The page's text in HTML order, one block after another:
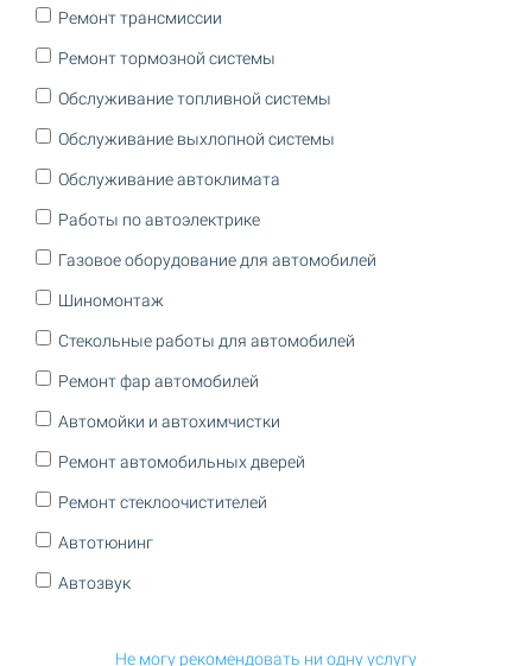
Ремонт трансмиссии
Ремонт тормозной системы
Обслуживание топливной системы
Обслуживание выхлопной системы
Обслуживание автоклимата
Работы по автоэлектрике
Газовое оборудование для автомобилей
Шиномонтаж
Стекольные работы для автомобилей
Ремонт фар автомобилей
Автомойки и автохимчистки
Ремонт автомобильных дверей
Ремонт стеклоочистителей
Автотюнинг
Автозвук
Не могу рекомендовать ни одну услугу